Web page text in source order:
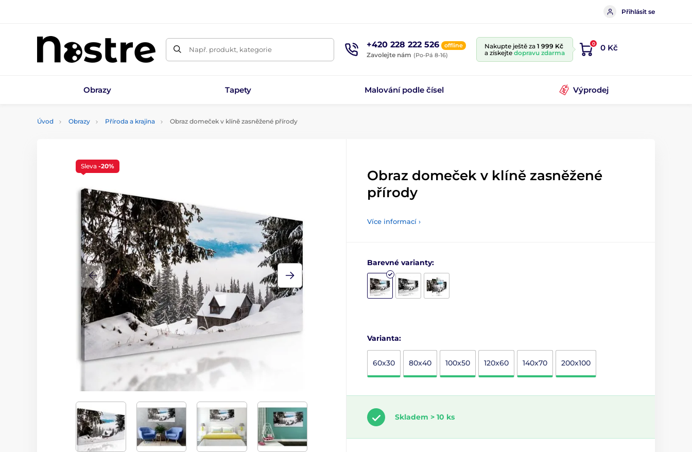
Přihlásit se
Např. produkt, kategorie +420 228 222 526 offline
Zavolejte nám (Po-Pá 8-16)
Nakupte ještě za 1 999 Kč
a získejte dopravu zdarma
0 0 Kč
Obrazy Tapety Malování podle čísel Výprodej
Úvod Obrazy Příroda a krajina Obraz domeček v klíně zasněžené přírody
Sleva -20%
Obraz domeček v klíně zasněžené
přírody
Více informací ›
Barevné varianty:
Varianta:
60x30 80x40 100x50 120x60 140x70 200x100
Skladem > 10 ks